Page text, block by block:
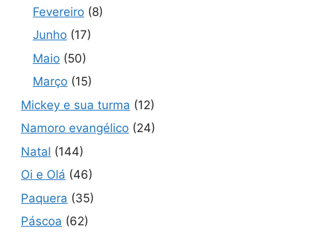
Fevereiro (8)
Junho (17)
Maio (50)
Março (15)
Mickey e sua turma (12)
Namoro evangélico (24)
Natal (144)
Oi e Olá (46)
Paquera (35)
Páscoa (62)